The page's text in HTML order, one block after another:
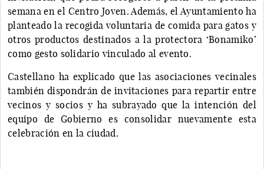
semana en el Centro Joven. Además, el Ayuntamiento ha
planteado la recogida voluntaria de comida para gatos y
otros productos destinados a la protectora ‘Bonamiko’
como gesto solidario vinculado al evento.
Castellano ha explicado que las asociaciones vecinales
también dispondrán de invitaciones para repartir entre
vecinos y socios y ha subrayado que la intención del
equipo de Gobierno es consolidar nuevamente esta
celebración en la ciudad.